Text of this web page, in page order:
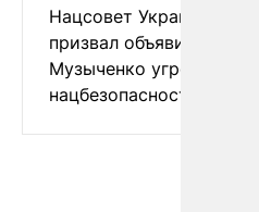
Нацсовет Украины по
призвал объявить
Музыченко угрозой
нацбезопасности